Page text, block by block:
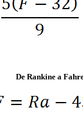
De Rankine a